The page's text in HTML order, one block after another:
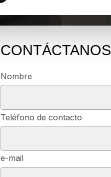
CONTÁCTANOS
Nombre
Teléfono de contacto
e-mail